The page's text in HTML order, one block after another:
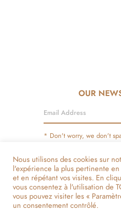
OUR
* Don't worry, we don't
Become Our Partner List Of
They Talk
Nous utilisons des cookies sur
l'expérience la plus pertinente
et en répétant vos visites. En
vous consentez à l'utilisation de
vous pouvez visiter les «
un consentement contrôlé.